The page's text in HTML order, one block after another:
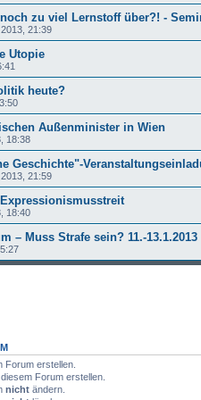
zu viel Lernstoff über?! -
21:39
Utopie
heute?
Außenminister in Wien
18:38
Geschichte"-
21:59
18:40
– Muss Strafe sein? 11.-13.1.2013
Forum erstellen.
Forum erstellen.
nicht ändern.